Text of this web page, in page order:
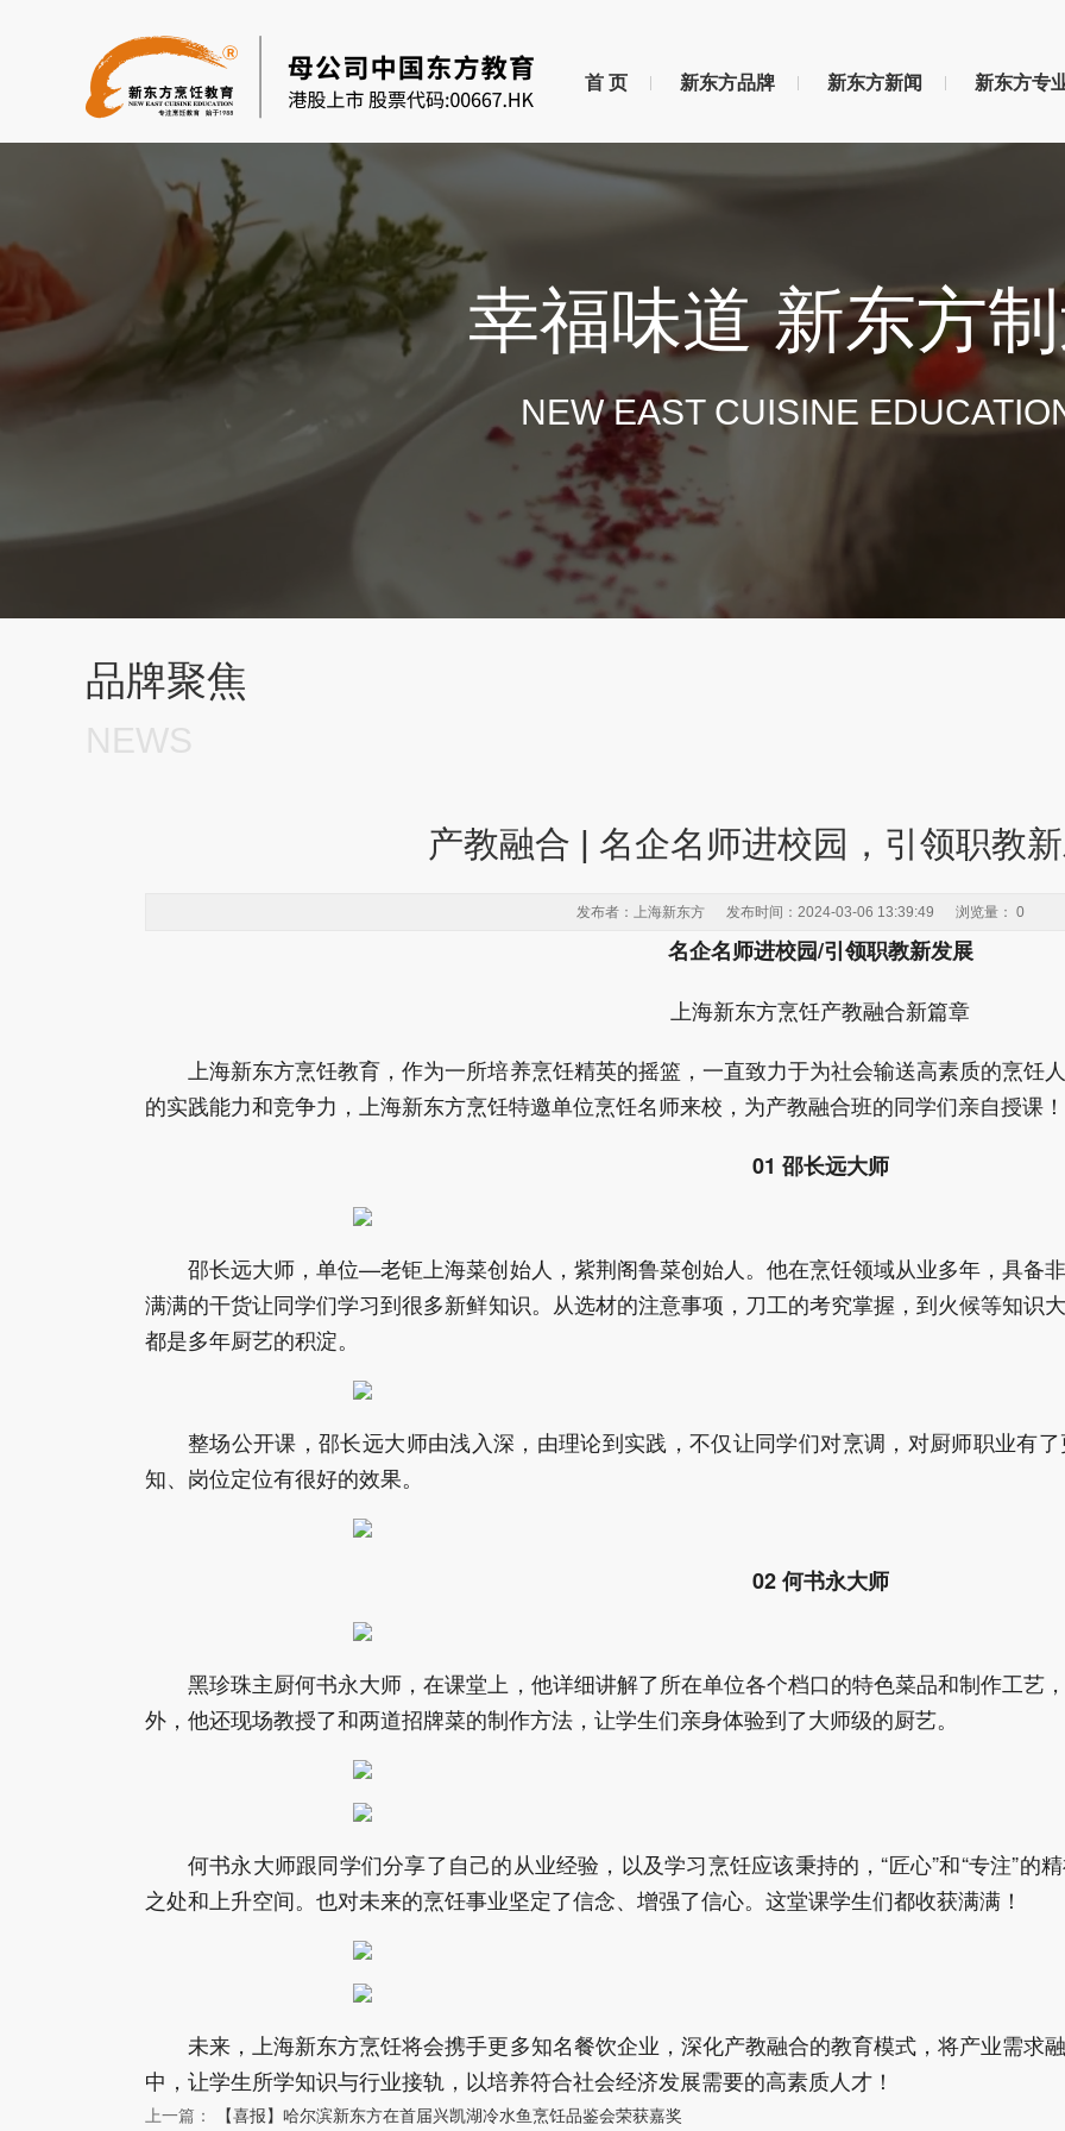
首 页 新东方品牌 新东方新闻 新东方专
幸福味道 新东方
NEW EAST CUISINE
品牌聚焦
NEWS
产教融合 | 名企名师进校园，引领职教
发布者：上海新东方 发布时间：2024-03-06 13:39:49 浏览量： 0
名企名师进校园/引领职教新发展
上海新东方烹饪产教融合新篇章
上海新东方烹饪教育，作为一所培养烹饪精英的摇篮，一直致力于为社会输送高素质的烹饪
的实践能力和竞争力，上海新东方烹饪特邀单位烹饪名师来校，为产教融合班的同学们亲自授课！
01 邵长远大师
邵长远大师，单位—老钜上海菜创始人，紫荆阁鲁菜创始人。他在烹饪领域从业多年，具备
满满的干货让同学们学习到很多新鲜知识。从选材的注意事项，刀工的考究掌握，到火候等知识
都是多年厨艺的积淀。
整场公开课，邵长远大师由浅入深，由理论到实践，不仅让同学们对烹调，对厨师职业有
知、岗位定位有很好的效果。
02 何书永大师
黑珍珠主厨何书永大师，在课堂上，他详细讲解了所在单位各个档口的特色菜品和制作工艺
外，他还现场教授了和两道招牌菜的制作方法，让学生们亲身体验到了大师级的厨艺。
何书永大师跟同学们分享了自己的从业经验，以及学习烹饪应该秉持的，“匠心”和“专注”的
之处和上升空间。也对未来的烹饪事业坚定了信念、增强了信心。这堂课学生们都收获满满！
未来，上海新东方烹饪将会携手更多知名餐饮企业，深化产教融合的教育模式，将产业需求
中，让学生所学知识与行业接轨，以培养符合社会经济发展需要的高素质人才！
上一篇： 【喜报】哈尔滨新东方在首届兴凯湖冷水鱼烹饪品鉴会荣获嘉奖